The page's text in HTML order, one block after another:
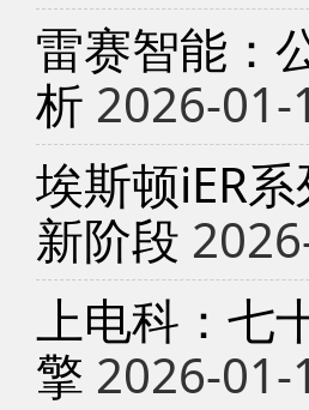
雷赛智能：
析 2026-01-
埃斯顿iER
新阶段
上电科：七
擎 2026-01-